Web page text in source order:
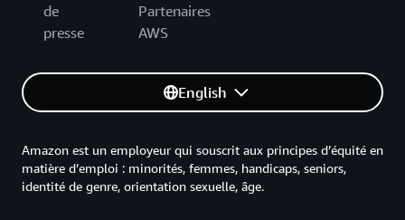
de
presse
Partenaires
AWS
English
Amazon est un employeur qui souscrit aux principes d’équité en
matière d’emploi : minorités, femmes, handicaps, seniors,
identité de genre, orientation sexuelle, âge.